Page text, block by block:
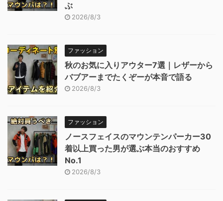
ぶ
2026/8/3
ファッション
秋のお気に入りアウター7選｜レザーから
バブアーまでたくぞーが本音で語る
2026/8/3
ファッション
ノースフェイスのマウンテンパーカー30
着以上買った男が選ぶ本当のおすすめ
No.1
2026/8/3